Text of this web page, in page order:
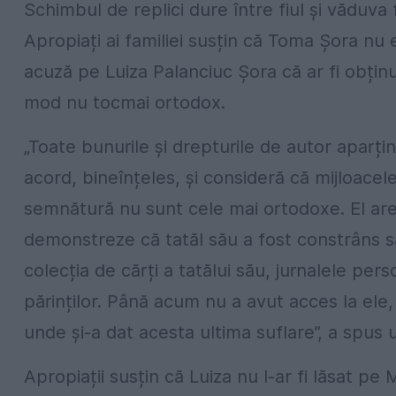
Schimbul de replici dure între fiul și
Apropiați ai familiei susțin că Toma Șora
acuză pe Luiza Palanciuc Șora că ar fi
mod nu tocmai ortodox.
„Toate bunurile și drepturile de autor
acord, bineînțeles, și consideră că
semnătură nu sunt cele mai ortodoxe. El
demonstreze că tatăl său a fost constrâns
colecția de cărți a tatălui său, jurnalele
părinților. Până acum nu a avut acces la
unde și-a dat acesta ultima suflare”, a
Apropiații susțin că Luiza nu l-ar fi lăsat pe